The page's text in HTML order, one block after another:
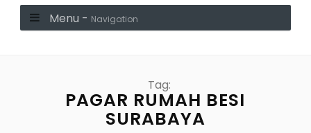
Menu - Navigation
Tag:
PAGAR RUMAH BESI
SURABAYA